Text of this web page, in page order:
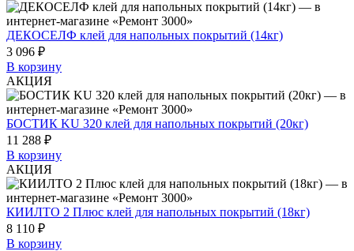
ДЕКОСЕЛФ клей для напольных покрытий (14кг)
3 096 ₽
В корзину
АКЦИЯ
БОСТИК KU 320 клей для напольных покрытий (20кг)
11 288 ₽
В корзину
АКЦИЯ
КИИЛТО 2 Плюс клей для напольных покрытий (18кг)
8 110 ₽
В корзину